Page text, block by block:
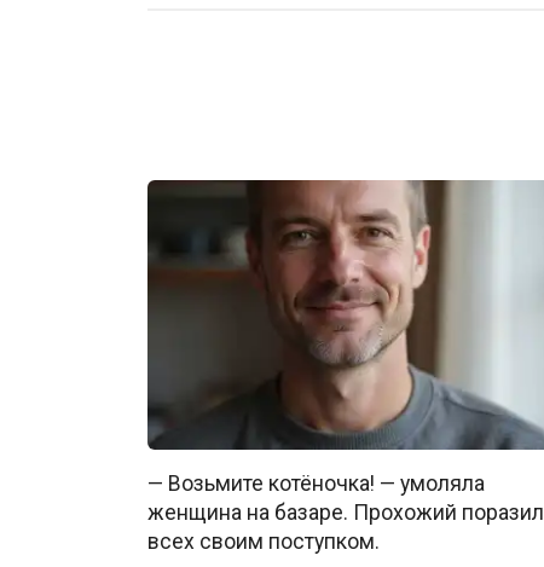
— Возьмите котёночка! — умоляла
женщина на базаре. Прохожий поразил
всех своим поступком.